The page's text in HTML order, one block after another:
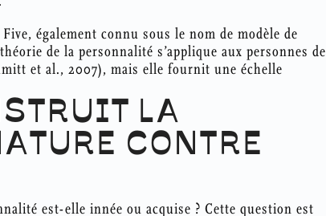
également connu sous le nom de modèle de
de la personnalité s’applique aux personnes de
et al., 2007), mais elle fournit une échelle
LA
CONTRE
est-elle innée ou acquise ? Cette question est